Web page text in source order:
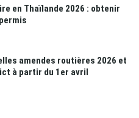
en Thaïlande 2026 : obtenir
amendes routières 2026 et
à partir du 1er avril